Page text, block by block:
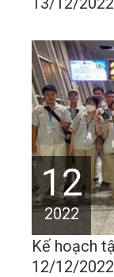
12
2022
Kế hoạch
12/12/2022